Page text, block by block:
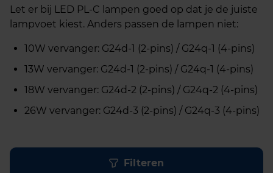
Let er bij LED PL-C lampen goed op dat je de juiste
lampvoet kiest. Anders passen de lampen niet:
10W vervanger: G24d-1 (2-pins) / G24q-1 (4-pins)
13W vervanger: G24d-1 (2-pins) / G24q-1 (4-pins)
18W vervanger: G24d-2 (2-pins) / G24q-2 (4-pins)
26W vervanger: G24d-3 (2-pins) / G24q-3 (4-pins)
Filteren